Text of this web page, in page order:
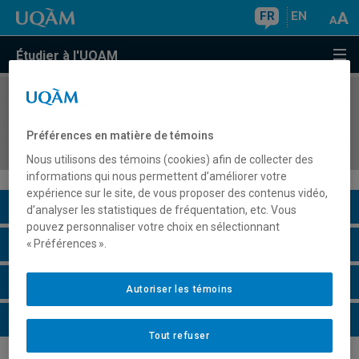
FR EN
Étudier à l'UQAM
COURS//
entreprises de mode
Description du cours
Horaire - Été 2026
Horaire - Automne 2026
Horaire - Hiver 2027
Préférences en matière de témoins
Nous utilisons des témoins (cookies) afin de collecter des
informations qui nous permettent d’améliorer votre
expérience sur le site, de vous proposer des contenus vidéo,
d’analyser les statistiques de fréquentation, etc. Vous
pouvez personnaliser votre choix en sélectionnant
« Préférences ».
Tout refuser
Autoriser les témoins